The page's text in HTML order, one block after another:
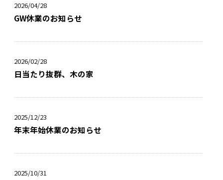
2026/04/28
GW休業のお知らせ
2026/02/28
日当たり抜群、木の家
2025/12/23
年末年始休業のお知らせ
2025/10/31